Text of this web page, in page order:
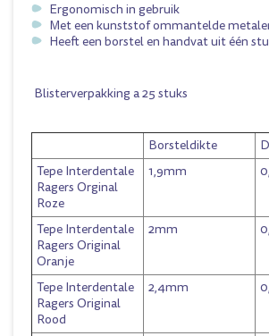
Ergonomisch in gebruik
Met een kunststof ommantelde
Heeft een borstel en handvat uit één
Blisterverpakking a 25 stuks
Borsteldikte
Tepe Interdentale
Ragers Orginal
Roze
1,9mm
Tepe Interdentale
Ragers Original
Oranje
2mm
Tepe Interdentale
Ragers Original
Rood
2,4mm